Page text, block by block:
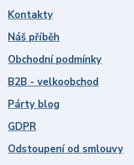
Kontakty
Náš příběh
Obchodní podmínky
B2B - velkoobchod
Párty blog
GDPR
Odstoupení od smlouvy